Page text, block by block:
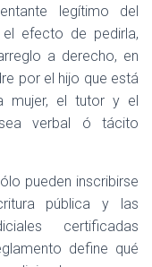
legítimo del
efecto de pedirla,
a derecho, en
por el hijo que está
mujer, el tutor y el
verbal ó tácito
pueden inscribirse
pública y las
certificadas
define qué